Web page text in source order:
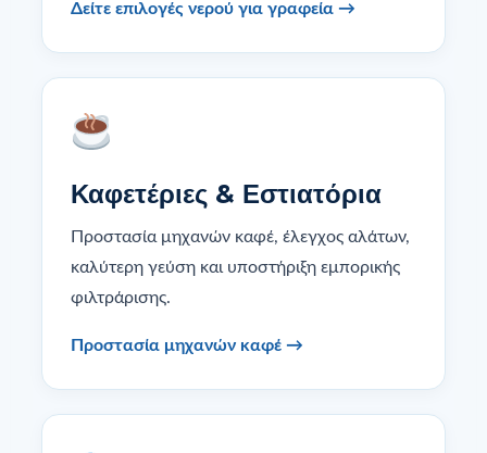
Δείτε επιλογές νερού για γραφεία →
Καφετέριες & Εστιατόρια
Προστασία μηχανών καφέ, έλεγχος αλάτων,
καλύτερη γεύση και υποστήριξη εμπορικής
φιλτράρισης.
Προστασία μηχανών καφέ →